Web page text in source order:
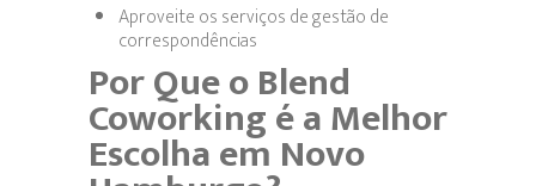
Aproveite os serviços de gestão de
correspondências
Por Que o Blend
Coworking é a Melhor
Escolha em Novo